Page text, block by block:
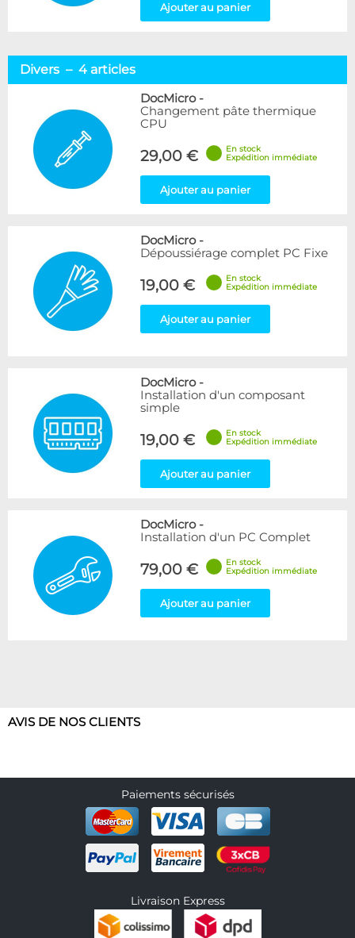
Ajouter au panier
Divers – 4 articles
DocMicro-
Changement pâte thermique
CPU
29,00 €
En stock
Expédition immédiate
Ajouter au panier
DocMicro-
Dépoussiérage complet PC Fixe
19,00 €
En stock
Expédition immédiate
Ajouter au panier
DocMicro-
Installation d'un composant
simple
19,00 €
En stock
Expédition immédiate
Ajouter au panier
DocMicro-
Installation d'un PC Complet
79,00 €
En stock
Expédition immédiate
Ajouter au panier
AVIS DE NOS CLIENTS
Paiements sécurisés
Livraison Express